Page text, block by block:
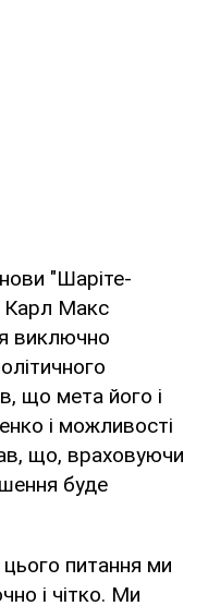
"Шаріте-
Карл Макс
виключно
що мета його і
і можливості
що, враховуючи
буде
питання ми
і чітко. Ми